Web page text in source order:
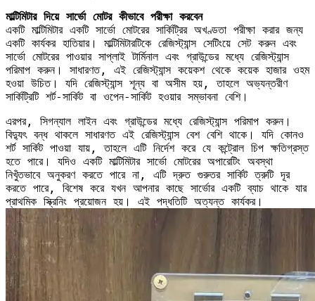
মাল্টিমিটার দিয়ে সার্ভো মোটর কীভাবে পরীক্ষা করবেন
একটি মাল্টিমিটার একটি সার্ভো মোটরের সার্কিট্রির অখণ্ডতা পরীক্ষা করার জন্য
একটি কার্যকর হাতিয়ার। মাল্টিমিটারটিকে রেজিস্ট্যান্স সেটিংয়ে সেট করুন এবং
সার্ভো মোটরের পাওয়ার সাপ্লাই টার্মিনাল এবং গ্রাউন্ডের মধ্যে রেজিস্ট্যান্স
পরিমাপ করুন। সাধারণত, এই রেজিস্ট্যান্স কয়েকশ থেকে কয়েক হাজার ওহম
হওয়া উচিত। যদি রেজিস্ট্যান্স শূন্য বা অসীম হয়, তাহলে অভ্যন্তরীণ
সার্কিট্রিটি শর্ট-সার্কিট বা ওপেন-সার্কিট হওয়ার সম্ভাবনা বেশি।
এরপর, সিগন্যাল লাইন এবং গ্রাউন্ডের মধ্যে রেজিস্ট্যান্স পরিমাপ করুন।
বিদ্যুৎ বন্ধ থাকলে সাধারণত এই রেজিস্ট্যান্স বেশ বেশি থাকে। যদি কোনও
শর্ট সার্কিট পাওয়া যায়, তাহলে এটি নির্দেশ করে যে কন্ট্রোল চিপ ক্ষতিগ্রস্ত
হতে পারে। যদিও একটি মাল্টিমিটার সার্ভো মোটরের অপারেটিং অবস্থা
নিখুঁতভাবে অনুকরণ করতে পারে না, এটি দ্রুত গুরুতর সার্কিট ত্রুটি দূর
করতে পারে, বিশেষ করে যখন আপনার কাছে সার্ভোর একটি ব্যাচ থাকে যার
প্রাথমিক স্ক্রিনিং প্রয়োজন হয়। এই পদ্ধতিটি অত্যন্ত কার্যকর।